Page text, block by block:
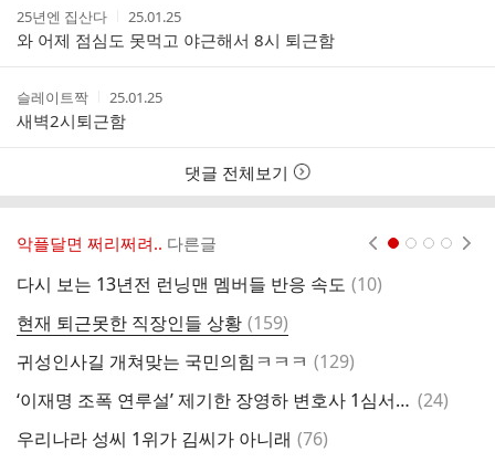
작
성
자
25년엔 집산다
작
성
시
간
25.01.25
와 어제 점심도 못먹고 야근해서 8시 퇴근함
작
성
자
슬레이트짝
작
성
시
간
25.01.25
새벽2시퇴근함
댓글 전체보기
악플달면 쩌리쩌려.. 다른글
다시 보는 13년전 런닝맨 멤버들 반응 속도 댓
(10)
현재 퇴근못한 직장인들 상황 댓
글
(159)
귀성인사길 개쳐맞는 국민의힘ㅋㅋㅋ 댓
(129)
‘이재명 조폭 연루설’ 제기한 장영하 변호사 1심서 무죄 댓
(24)
우리나라 성씨 1위가 김씨가 아니래 댓
(76)